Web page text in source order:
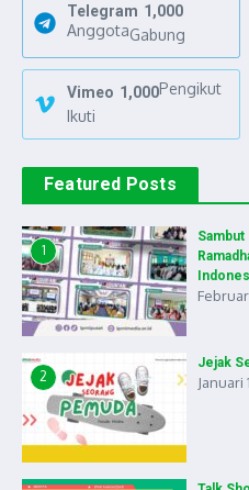
Telegram 1,000
AnggotaGabung
Vimeo 1,000Pengikut
Ikuti
Featured Posts
1
Sambut
2
Jejak
Januari